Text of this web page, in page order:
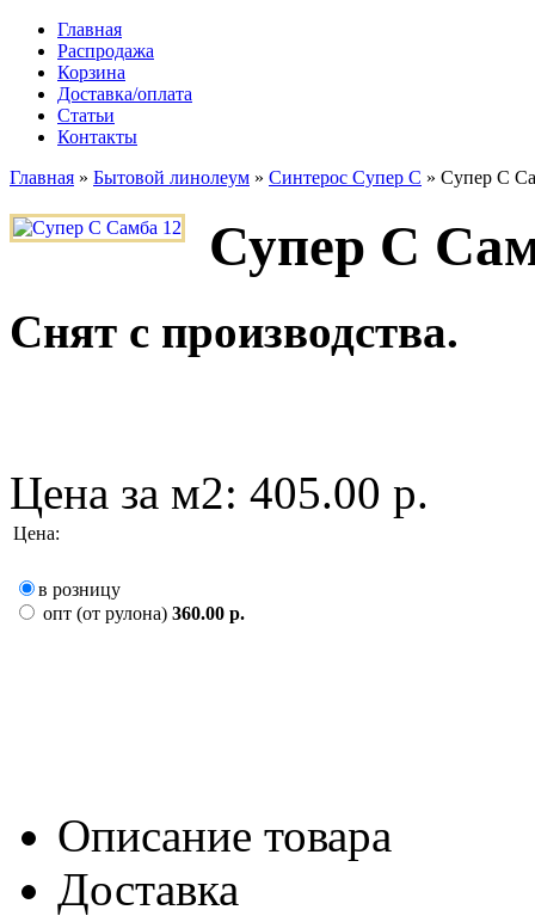
Главная
Распродажа
Корзина
Доставка/оплата
Статьи
Контакты
Главная » Бытовой линолеум » Синтерос Супер С » Супер С
Супер С
Снят с производства.
Цена за м2: 405.00 р.
Цена:
в розницу
опт (от рулона) 360.00 р.
Описание товара
Доставка